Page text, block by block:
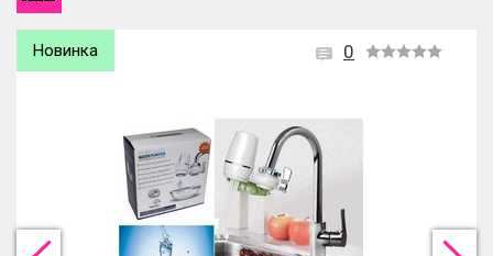
0
Новинка